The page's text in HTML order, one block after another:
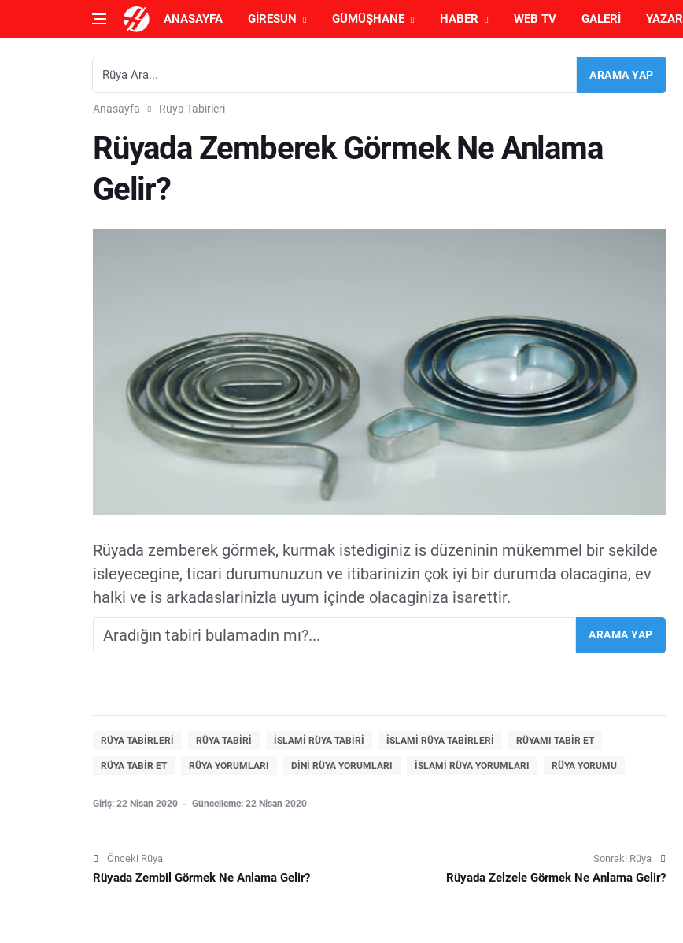
ANASAYFA GIRESUN GÜMÜŞHANE HABER WEB TV GALERI YAZAR
Anasayfa Rüya Tabirleri
Rüyada Zemberek Görmek Ne Anlama
Gelir?
Rüyada zemberek görmek, kurmak istediginiz is düzeninin mükemmel bir sekilde
isleyecegine, ticari durumunuzun ve itibarinizin çok iyi bir durumda olacagina, ev
halki ve is arkadaslarinizla uyum içinde olacaginiza isarettir.
RÜYA TABIRLERI RÜYA TABIRI ISLAMI RÜYA TABIRI ISLAMI RÜYA TABIRLERI RÜYAMI TABIR ET
RÜYA TABIR ET RÜYA YORUMLARI DINI RÜYA YORUMLARI ISLAMI RÜYA YORUMLARI RÜYA YORUMU
Giriş: 22 Nisan 2020 Güncelleme: 22 Nisan 2020
Önceki Rüya
Rüyada Zembil Görmek Ne Anlama Gelir?
Sonraki Rüya
Rüyada Zelzele Görmek Ne Anlama Gelir?